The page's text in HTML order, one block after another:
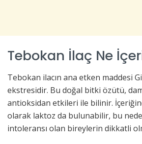
Tebokan İlaç Ne
Tebokan ilacın ana etken maddesi
ekstresidir. Bu doğal bitki özütü,
antioksidan etkileri ile bilinir.
olarak laktoz da bulunabilir, bu
intoleransı olan bireylerin dikkatli